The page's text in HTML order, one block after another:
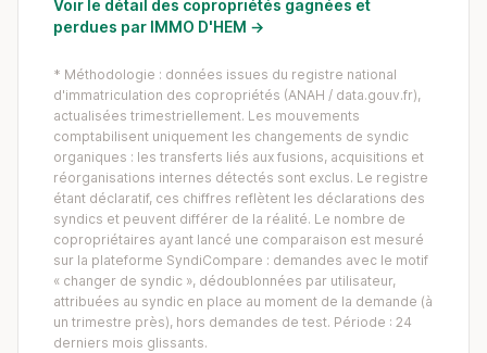
Voir le détail des copropriétés gagnées et
perdues par IMMO D'HEM →
* Méthodologie : données issues du registre national
d'immatriculation des copropriétés (ANAH / data.gouv.fr),
actualisées trimestriellement. Les mouvements
comptabilisent uniquement les changements de syndic
organiques : les transferts liés aux fusions, acquisitions et
réorganisations internes détectés sont exclus. Le registre
étant déclaratif, ces chiffres reflètent les déclarations des
syndics et peuvent différer de la réalité. Le nombre de
copropriétaires ayant lancé une comparaison est mesuré
sur la plateforme SyndiCompare : demandes avec le motif
« changer de syndic », dédoublonnées par utilisateur,
attribuées au syndic en place au moment de la demande (à
un trimestre près), hors demandes de test. Période : 24
derniers mois glissants.